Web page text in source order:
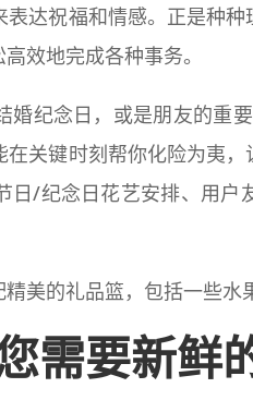
表达祝福和情感。正是种
效地完成各种事务。
婚纪念日，或是朋友的重
关键时刻帮你化险为夷
/纪念日花艺安排、用户
美的礼品篮，包括一些水
需要新鲜